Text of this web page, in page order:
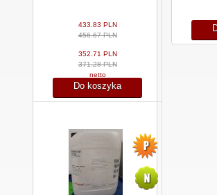
433.83 PLN
456.67 PLN
352.71 PLN
371.28 PLN
netto
Do koszyka